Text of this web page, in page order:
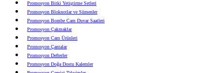
Promosyon Bitki Yetiştirme Setleri
Promosyon Bloknotlar ve Sümenler
Promosyon Bombe Cam Duvar Saatleri
Promosyon Çakmaklar
Promosyon Cam Ürünleri
Promosyon Çantalar
Promosyon Defterler
Promosyon Doğa Dostu Kalemler